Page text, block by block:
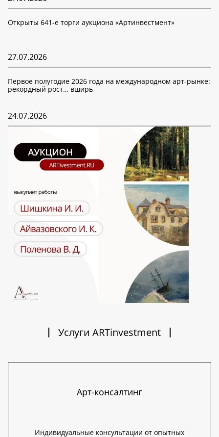
Открыты 641-е торги аукциона «Артинвестмент»
27.07.2026
Первое полугодие 2026 года на международном арт-рынке:
рекордный рост… вширь
24.07.2026
Услуги ARTinvestment
Арт-консалтинг
Индивидуальные консультации от опытных